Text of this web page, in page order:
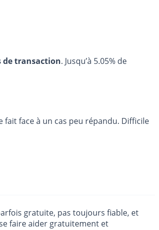
de transaction. Jusqu’à 5.05% de
face à un cas peu répandu. Difficile
gratuite, pas toujours fiable, et
faire aider gratuitement et